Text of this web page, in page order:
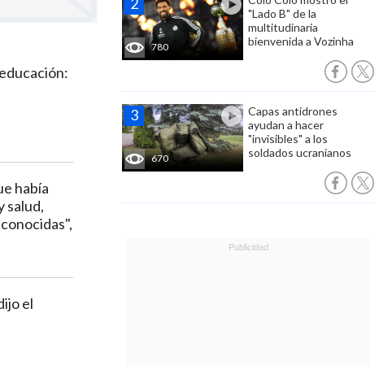
780
"Lado B" de la
multitudinaria
bienvenida a Vozinha
670
Capas antidrones
ayudan a hacer
"invisibles" a los
soldados ucranianos
había
salud,
el